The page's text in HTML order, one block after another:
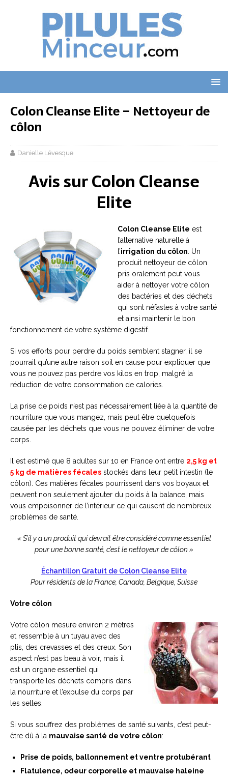
Colon Cleanse Elite – Nettoyeur de
côlon
Danielle Lévesque
Avis sur Colon Cleanse
Elite
Colon Cleanse Elite est
l’alternative naturelle à
l’irrigation du côlon . Un
produit nettoyeur de côlon
pris oralement peut vous
aider à nettoyer votre côlon
des bactéries et des déchets
qui sont néfastes à votre santé
et ainsi maintenir le bon
fonctionnement de votre système digestif.
Si vos efforts pour perdre du poids semblent stagner, il se
pourrait qu’une autre raison soit en cause pour expliquer que
vous ne pouvez pas perdre vos kilos en trop, malgré la
réduction de votre consommation de calories.
La prise de poids n’est pas nécessairement liée à la quantité de
nourriture que vous mangez, mais peut être quelquefois
causée par les déchets que vous ne pouvez éliminer de votre
corps.
Il est estimé que 8 adultes sur 10 en France ont entre 2,5 kg et
5 kg de matières fécales stockés dans leur petit intestin (le
côlon). Ces matières fécales pourrissent dans vos boyaux et
peuvent non seulement ajouter du poids à la balance, mais
vous empoisonner de l’intérieur ce qui causent de nombreux
problèmes de santé.
« S’il y a un produit qui devrait être considéré comme essentiel
pour une bonne santé, c’est le nettoyeur de côlon »
Échantillon Gratuit de Colon Cleanse Elite
Pour résidents de la France, Canada, Belgique, Suisse
Votre côlon
Votre côlon mesure environ 2 mètres
et ressemble à un tuyau avec des
plis, des crevasses et des creux. Son
aspect n’est pas beau à voir, mais il
est un organe essentiel qui
transporte les déchets compris dans
la nourriture et l’expulse du corps par
les selles.
Si vous souffrez des problèmes de santé suivants, c’est peut-
être dû à la mauvaise santé de votre côlon:
Prise de poids, ballonnement et ventre protubérant
Flatulence, odeur corporelle et mauvaise haleine